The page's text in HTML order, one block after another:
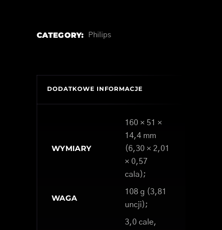
CATEGORY: Philips
DODATKOWE INFORMACJE
WYMIARY
160 × 51 ×
14,4 mm
(6,30 × 2,01
× 0,57
cala);
WAGA
108 g (3,81
uncji);
3,0 cale,